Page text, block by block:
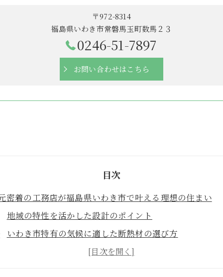
〒972-8314
福島県いわき市常磐馬玉町数馬２３
0246-51-7897
お問い合わせはこちら
目次
密着の工務店が福島県いわき市で叶える理想の住まい
地域の特性を活かした設計のポイント
いわき市特有の気候に適した断熱材の選び方
地元工務店の強みとその活用法